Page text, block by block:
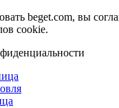
beget.com, вы
cookie.